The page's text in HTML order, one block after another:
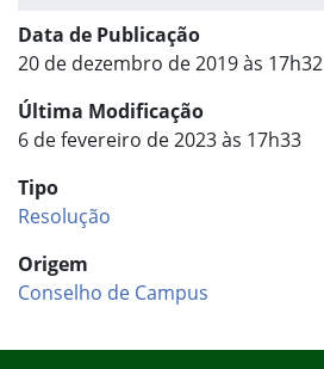
Data de Publicação
20 de dezembro de 2019 às 17h32
Última Modificação
6 de fevereiro de 2023 às 17h33
Tipo
Resolução
Origem
Conselho de Campus